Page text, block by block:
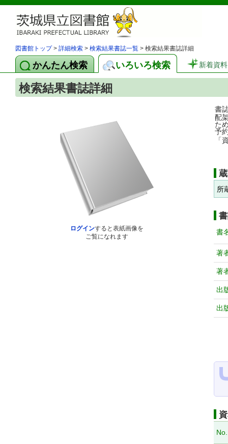
図書館トップ> 詳細検索 > 検索結果書誌一覧 > 検索結果書誌詳細
かんたん検索 いろいろ検索 新着資料
検索結果書誌詳細
ログインすると表紙画像を
ご覧になれます
書
配
た
予
「
所
書
著
著
出
出
No.